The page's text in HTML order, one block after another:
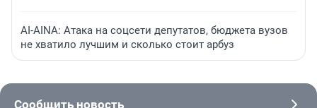
AI-AINA: Атака на соцсети депутатов, бюджета вузов
не хватило лучшим и сколько стоит арбуз
Сообщить новость